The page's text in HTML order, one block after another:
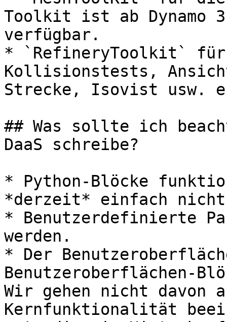
Toolkit ist ab Dynamo
verfügbar.
* `RefineryToolkit`
Kollisionstests,
Strecke, Isovist usw.
## Was sollte ich
DaaS schreibe?
* Python-Blöcke
*derzeit* einfach
* Benutzerdefinierte
werden.
* Der
Benutzeroberflächen-
Wir gehen nicht davon
Kernfunktionalität